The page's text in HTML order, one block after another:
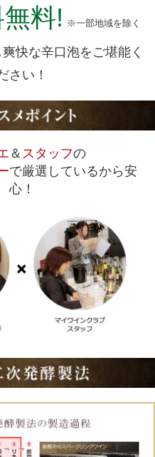
料! ※一部地域を除く
快な辛口泡をご堪能く
さい！
＆ スタッフの
で厳選しているから安
心！